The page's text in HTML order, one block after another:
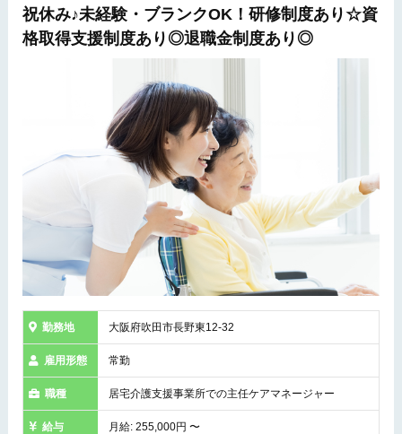
祝休み♪未経験・ブランクOK！研修制度あり☆資
格取得支援制度あり◎退職金制度あり◎
勤務地 大阪府吹田市長野東12-32
雇用形態 常勤
職種 居宅介護支援事業所での主任ケアマネージャー
給与 月給: 255,000円 〜